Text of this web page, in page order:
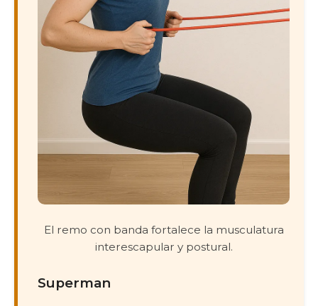
El remo con banda fortalece la musculatura
interescapular y postural.
Superman